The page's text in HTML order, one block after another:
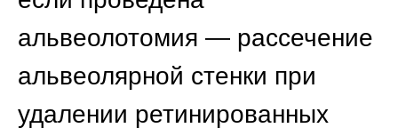
так как процедура часто
предполагает обтачивание
опорных зубов по краям
дефекта, создание слепков и
примерку изготовленного